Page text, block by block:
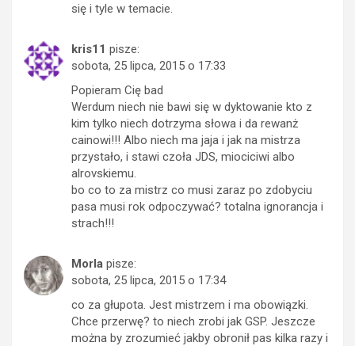
się i tyle w temacie.
kris11 pisze:
sobota, 25 lipca, 2015 o 17:33
Popieram Cię bad
Werdum niech nie bawi się w dyktowanie kto z
kim tylko niech dotrzyma słowa i da rewanż
cainowi!!! Albo niech ma jaja i jak na mistrza
przystało, i stawi czoła JDS, miociciwi albo
alrovskiemu.
bo co to za mistrz co musi zaraz po zdobyciu
pasa musi rok odpoczywać? totalna ignorancja i
strach!!!
Morla pisze:
sobota, 25 lipca, 2015 o 17:34
co za głupota. Jest mistrzem i ma obowiązki.
Chce przerwę? to niech zrobi jak GSP. Jeszcze
można by zrozumieć jakby obronił pas kilka razy i